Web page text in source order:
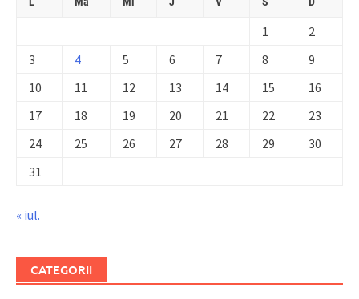
1
2
3
4 5 6 7 8
9
10
11 12 13 14 15
16
17
18 19 20 21 22
23
24
25 26 27 28 29
30
31
« iul.
CATEGORII